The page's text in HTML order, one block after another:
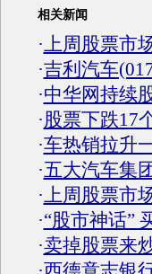
相关新闻
·上周股票市
·吉利汽车
·中华网持续
·股票下跌17
·车热销拉升
·五大汽车集
·上周股票市
·“股市神话”
·卖掉股票来